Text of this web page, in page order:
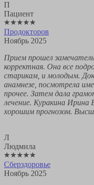
П
Пациент
Продокторов
Ноябрь 2025
Прием прошел
корректная. Она все
старикам, и молодым.
анамнезе, посмотрела
прочее. Затем дала
лечение. Куракина Ирина
хорошим прогнозом.
Л
Людмила
Сберздоровье
Ноябрь 2025